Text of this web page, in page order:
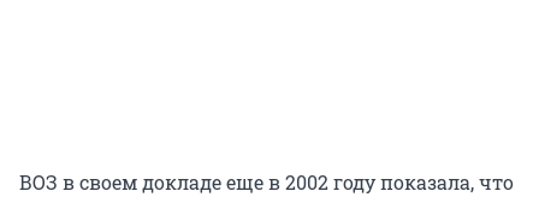
ВОЗ в своем докладе еще в 2002 году показала, что